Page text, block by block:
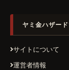
ヤミ金ハザー
サイトについて
運営者情報